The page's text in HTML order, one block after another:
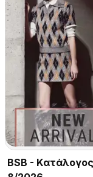
BSB - Kατάλογος